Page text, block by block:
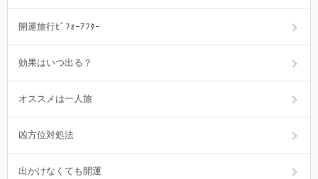
開運旅行ﾋﾞﾌｫｰｱﾌﾀｰ
効果はいつ出る？
オススメは一人旅
凶方位対処法
出かけなくても開運